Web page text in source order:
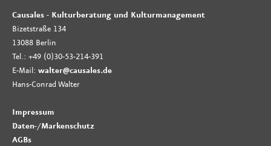
Causales - Kulturberatung und Kulturmanagement
Bizetstraße 134
13088 Berlin
Tel.: +49 (0)30-53-214-391
E-Mail: walter@causales.de
Hans-Conrad Walter
Impressum
Daten-/Markenschutz
AGBs